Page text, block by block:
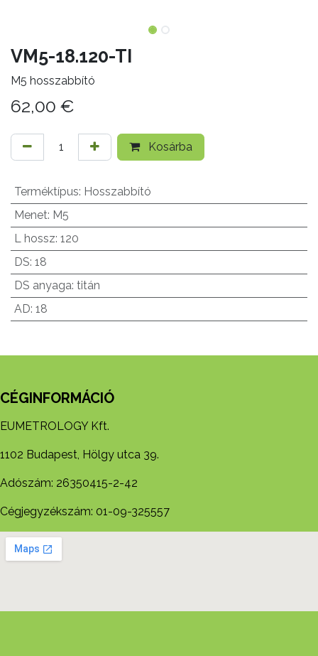
VM5-18.120-TI
M5 hosszabbító
62,00 €
Kosárba
Terméktípus: Hosszabbító
Menet: M5
L hossz: 120
DS: 18
DS anyaga: titán
AD: 18
CÉGINFORMÁCIÓ
EUMETROLOGY Kft.
1102 Budapest, Hölgy utca 39.
Adószám: 26350415-2-42
Cégjegyzékszám: 01-09-325557